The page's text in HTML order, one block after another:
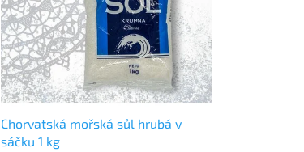
Chorvatská mořská sůl hrubá v
sáčku 1 kg